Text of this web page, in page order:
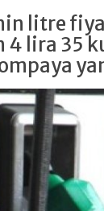
litre
4 lira 35